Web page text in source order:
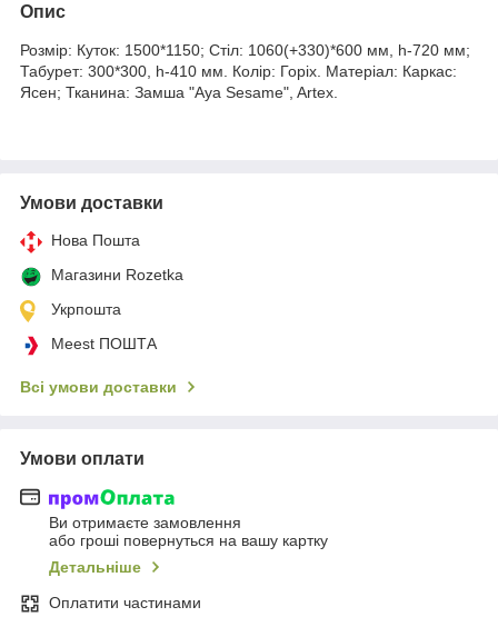
Опис
Розмір: Куток: 1500*1150; Стіл: 1060(+330)*600 мм, h-720 мм;
Табурет: 300*300, h-410 мм. Колір: Горіх. Матеріал: Каркас:
Ясен; Тканина: Замша "Aya Sesame", Artex.
Умови доставки
Нова Пошта
Магазини Rozetka
Укрпошта
Meest ПОШТА
Всі умови доставки
Умови оплати
Ви отримаєте замовлення
або гроші повернуться на вашу картку
Детальніше
Оплатити частинами